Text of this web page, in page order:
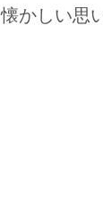
かしい思